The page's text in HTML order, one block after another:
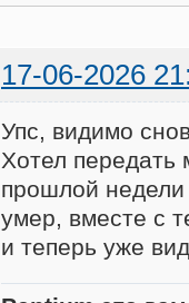
17-06-2026
Упс, видимо
Хотел передать
прошлой недели
умер, вместе с
и теперь уже